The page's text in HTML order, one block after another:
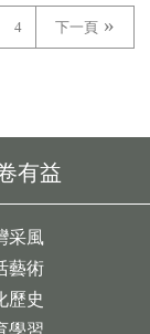
4 下一頁
有益
采風
藝術
歷史